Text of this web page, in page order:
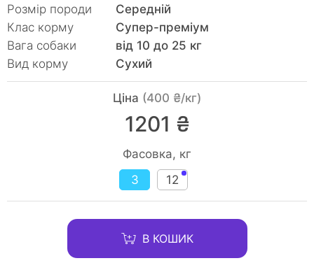
Розмір породи
Середній
Клас корму
Супер-преміум
Вага собаки
від 10 до 25 кг
Вид корму
Сухий
Ціна (400 ₴/кг)
1201 ₴
Фасовка, кг
3
12
В КОШИК